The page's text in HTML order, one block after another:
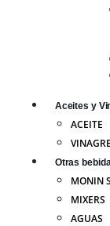
Aceites y
ACEITE
VINAGRE
Otras
MONIN
MIXERS
AGUAS